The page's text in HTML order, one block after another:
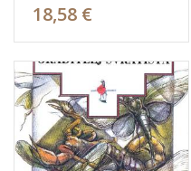
18,58 €